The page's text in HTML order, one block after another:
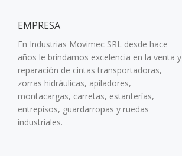
EMPRESA
En Industrias Movimec SRL desde hace
años le brindamos excelencia en la venta y
reparación de cintas transportadoras,
zorras hidráulicas, apiladores,
montacargas, carretas, estanterías,
entrepisos, guardarropas y ruedas
industriales.